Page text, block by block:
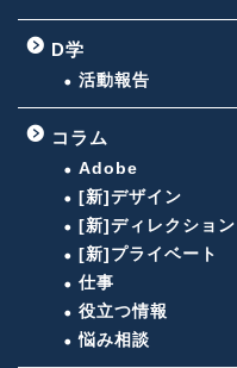
D学
活動報告
コラム
Adobe
[新]デザイン
[新]ディレクション
[新]プライベート
仕事
役立つ情報
悩み相談